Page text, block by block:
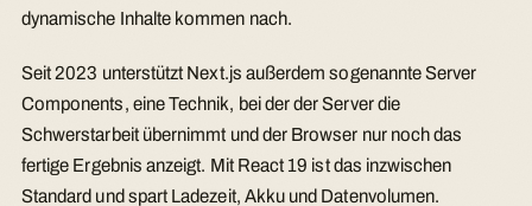
dynamische Inhalte kommen nach.
Seit 2023 unterstützt Next.js außerdem sogenannte Server
Components, eine Technik, bei der der Server die
Schwerstarbeit übernimmt und der Browser nur noch das
fertige Ergebnis anzeigt. Mit React 19 ist das inzwischen
Standard und spart Ladezeit, Akku und Datenvolumen.